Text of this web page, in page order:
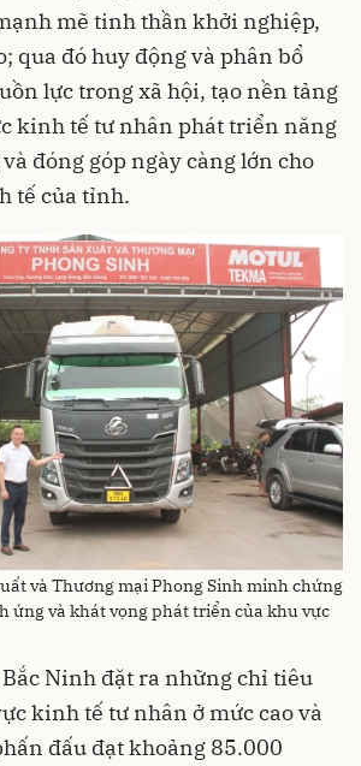
mẽ tinh thần khởi nghiệp,
qua đó huy động và phân bổ
lực trong xã hội, tạo nền tảng
kinh tế tư nhân phát triển năng
đóng góp ngày càng lớn cho
tế của tỉnh.
và Thương mại Phong Sinh minh chứng
ứng và khát vọng phát triển của khu vực
Bắc Ninh đặt ra những chỉ tiêu
kinh tế tư nhân ở mức cao và
đấu đạt khoảng 85.000